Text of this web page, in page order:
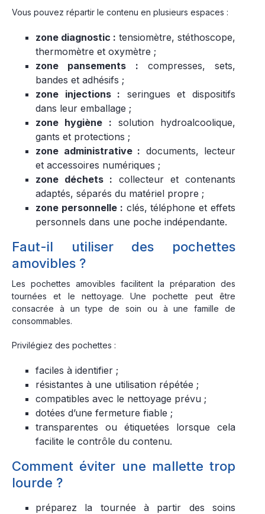
Vous pouvez répartir le contenu en plusieurs espaces :
zone diagnostic : tensiomètre, stéthoscope,
thermomètre et oxymètre ;
zone pansements : compresses, sets,
bandes et adhésifs ;
zone injections : seringues et dispositifs
dans leur emballage ;
zone hygiène : solution hydroalcoolique,
gants et protections ;
zone administrative : documents, lecteur
et accessoires numériques ;
zone déchets : collecteur et contenants
adaptés, séparés du matériel propre ;
zone personnelle : clés, téléphone et effets
personnels dans une poche indépendante.
Faut-il utiliser des pochettes
amovibles ?
Les pochettes amovibles facilitent la préparation des
tournées et le nettoyage. Une pochette peut être
consacrée à un type de soin ou à une famille de
consommables.
Privilégiez des pochettes :
faciles à identifier ;
résistantes à une utilisation répétée ;
compatibles avec le nettoyage prévu ;
dotées d’une fermeture fiable ;
transparentes ou étiquetées lorsque cela
facilite le contrôle du contenu.
Comment éviter une mallette trop
lourde ?
préparez la tournée à partir des soins